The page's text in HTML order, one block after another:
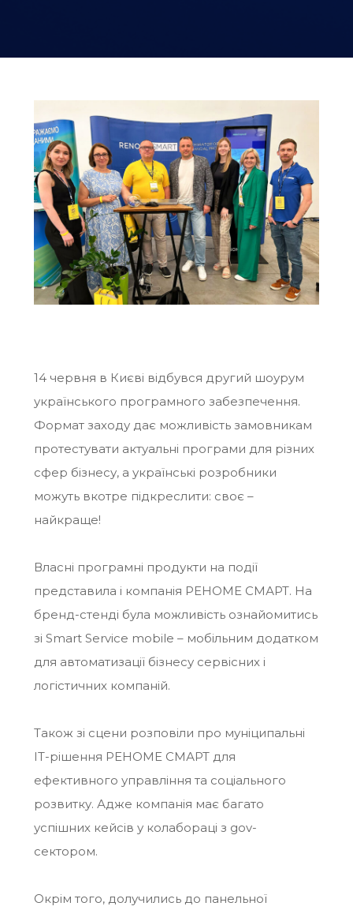
14 червня в Києві відбувся другий шоурум
українського програмного забезпечення.
Формат заходу дає можливість замовникам
протестувати актуальні програми для різних
сфер бізнесу, а українські розробники
можуть вкотре підкреслити: своє –
найкраще!
Власні програмні продукти на події
представила і компанія РЕНОМЕ СМАРТ. На
бренд-стенді була можливість ознайомитись
зі Smart Service mobile – мобільним додатком
для автоматизації бізнесу сервісних і
логістичних компаній.
Також зі сцени розповіли про муніципальні
ІТ-рішення РЕНОМЕ СМАРТ для
ефективного управління та соціального
розвитку. Адже компанія має багато
успішних кейсів у колабораці з gov-
сектором.
Окрім того, долучились до панельної